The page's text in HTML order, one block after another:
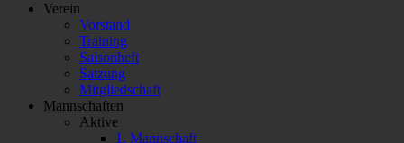
Verein
Vorstand
Training
Saisonheft
Satzung
Mitgliedschaft
Mannschaften
Aktive
1. Mannschaft